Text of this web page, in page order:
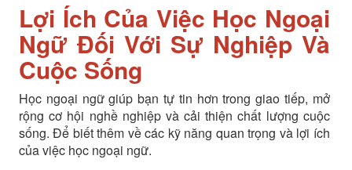
Lợi Ích Của Việc Học Ngoại
Ngữ Đối Với Sự Nghiệp Và
Cuộc Sống
Học ngoại ngữ giúp bạn tự tin hơn trong giao tiếp, mở
rộng cơ hội nghề nghiệp và cải thiện chất lượng cuộc
sống. Để biết thêm về các kỹ năng quan trọng và lợi ích
của việc học ngoại ngữ.